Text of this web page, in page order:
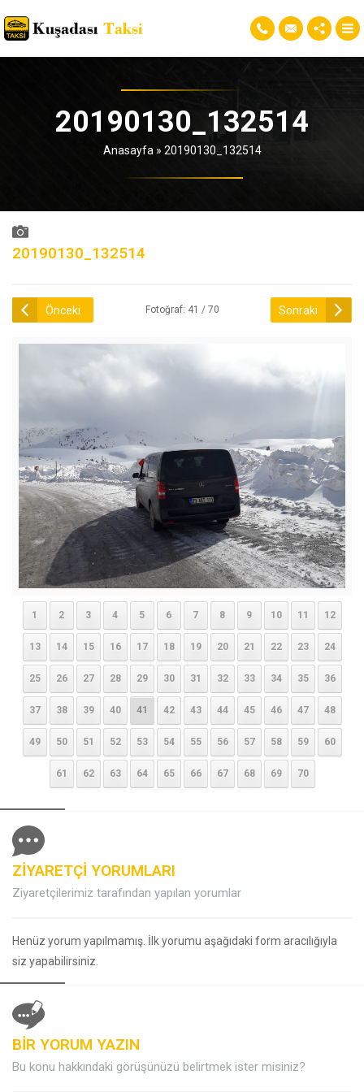
20190130_132514
Anasayfa » 20190130_132514
20190130_132514
Önceki Fotoğraf: 41 / 70 Sonraki
1 2 3 4 5 6 7 8 9 10 11 12
13 14 15 16 17 18 19 20 21 22 23 24
25 26 27 28 29 30 31 32 33 34 35 36
37 38 39 40 41 42 43 44 45 46 47 48
49 50 51 52 53 54 55 56 57 58 59 60
61 62 63 64 65 66 67 68 69 70
ZİYARETÇİ YORUMLARI
Ziyaretçilerimiz tarafından yapılan yorumlar
Henüz yorum yapılmamış. İlk yorumu aşağıdaki form aracılığıyla
siz yapabilirsiniz.
BİR YORUM YAZIN
Bu konu hakkındaki görüşünüzü belirtmek ister misiniz?